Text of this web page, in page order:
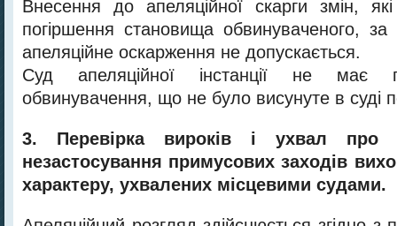
Внесення до апеляційної скарги змін,
погіршення становища обвинуваченого,
апеляційне оскарження не допускається.
Суд апеляційної інстанції не має
обвинувачення, що не було висунуте в суді
3. Перевірка вироків і ухвал про
незастосування примусових заходів
характеру, ухвалених місцевими судами.